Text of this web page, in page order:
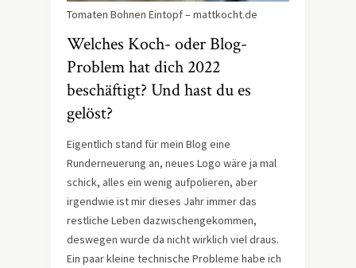
Tomaten Bohnen Eintopf – mattkocht.de
Welches Koch- oder Blog-
Problem hat dich 2022
beschäftigt? Und hast du es
gelöst?
Eigentlich stand für mein Blog eine
Runderneuerung an, neues Logo wäre ja mal
schick, alles ein wenig aufpolieren, aber
irgendwie ist mir dieses Jahr immer das
restliche Leben dazwischengekommen,
deswegen wurde da nicht wirklich viel draus.
Ein paar kleine technische Probleme habe ich